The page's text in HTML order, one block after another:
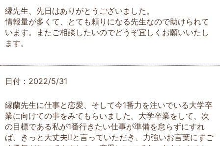
縁先生、先日はありがとうございました。
情報量が多くて、とても頼りになる先生なので助けられて
います。またご相談したいのでどうぞ宜しくお願いいたし
ます。
日付：2022/5/31
縁蘭先生に仕事と恋愛、そして今1番力を注いでいる大学卒
業に向けての事をみてもらいました。大学卒業をして、次
の目標である私が1番行きたい仕事が準備を怠らずにすれ
ば、きっと大丈夫‼️と言っていただき、力強いお言葉にすご